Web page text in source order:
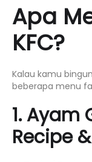
Apa
KFC?
Kalau kamu
beberapa menu
1. Ayam
Recipe